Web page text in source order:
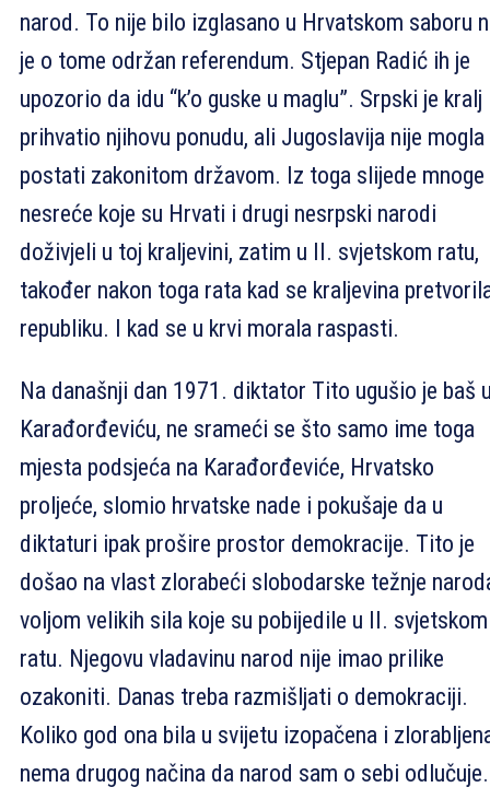
narod. To nije bilo izglasano u Hrvatskom saboru
je o tome održan referendum. Stjepan Radić ih je
upozorio da idu “k’o guske u maglu”. Srpski je kralj
prihvatio njihovu ponudu, ali Jugoslavija nije mogla
postati zakonitom državom. Iz toga slijede mnoge
nesreće koje su Hrvati i drugi nesrpski narodi
doživjeli u toj kraljevini, zatim u II. svjetskom ratu,
također nakon toga rata kad se kraljevina
republiku. I kad se u krvi morala raspasti.
Na današnji dan 1971. diktator Tito ugušio je baš
Karađorđeviću, ne srameći se što samo ime toga
mjesta podsjeća na Karađorđeviće, Hrvatsko
proljeće, slomio hrvatske nade i pokušaje da u
diktaturi ipak prošire prostor demokracije. Tito je
došao na vlast zlorabeći slobodarske težnje
voljom velikih sila koje su pobijedile u II. svjetskom
ratu. Njegovu vladavinu narod nije imao prilike
ozakoniti. Danas treba razmišljati o demokraciji.
Koliko god ona bila u svijetu izopačena i
nema drugog načina da narod sam o sebi